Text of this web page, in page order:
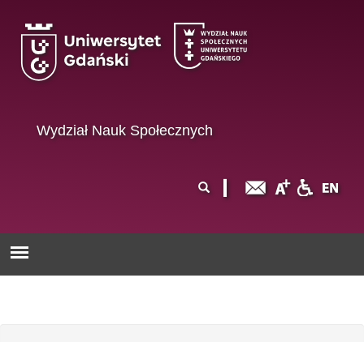
Wydział Nauk Społecznych
wyszukiwania